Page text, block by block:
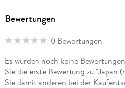
Bewertungen
0 Bewertungen
Es wurden noch keine
Sie die erste Bewertung zu "Japan
Sie damit anderen bei der